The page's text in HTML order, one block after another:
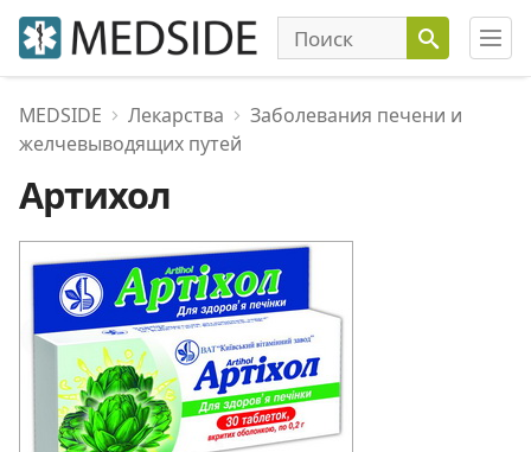
MEDSIDE Лекарства
Заболевания печени и
желчевыводящих путей
Артихол